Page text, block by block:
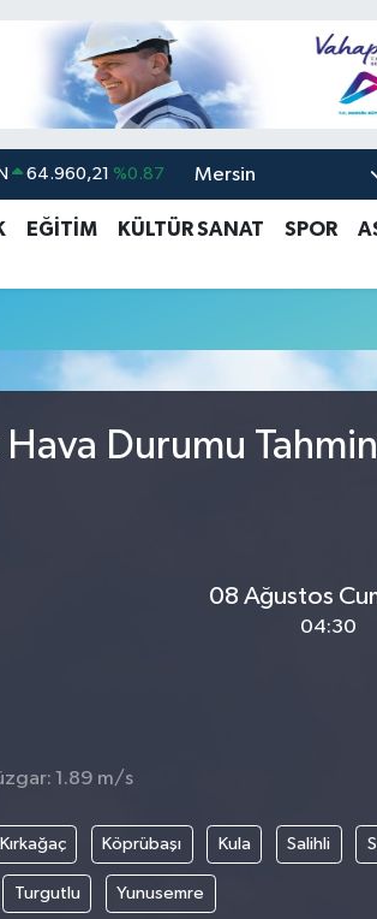
64.960,21 %0.87
47,7436 %0.18
6660.55 %0.03
13.779 %-14
Mersin
EĞİTİM KÜLTÜR SANAT SPOR
Hava Durumu
08 Ağustos
04:30
1.89 m/s
Kırkağaç Köprübaşı Kula Salihli
Turgutlu Yunusemre